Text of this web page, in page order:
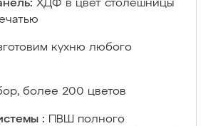
ХДФ в цвет столешницы
кухню любого
более 200 цветов
:
ПВШ полного